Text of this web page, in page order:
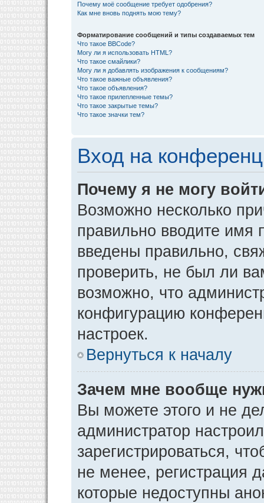
Почему моё сообщение требует одобрения?
Как мне вновь поднять мою тему?
Форматирование сообщений и типы создаваемых тем
Что такое BBCode?
Могу ли я использовать HTML?
Что такое смайлики?
Могу ли я добавлять изображения к сообщениям?
Что такое важные объявления?
Что такое объявления?
Что такое прилепленные темы?
Что такое закрытые темы?
Что такое значки тем?
Вход на
Почему я не могу
Возможно несколько
правильно вводите имя
введены правильно,
проверить, не был ли
возможно, что
конфигурацию
настроек.
Вернуться к началу
Зачем мне вообще
Вы можете этого и не
администратор
зарегистрироваться,
не менее, регистрация
которые недоступны